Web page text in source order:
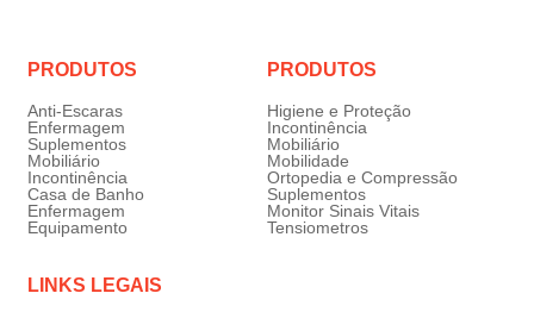
PRODUTOS
Anti-Escaras
Enfermagem
Suplementos
Mobiliário
Incontinência
Casa de Banho
Enfermagem
Equipamento
PRODUTOS
Higiene e Proteção
Incontinência
Mobiliário
Mobilidade
Ortopedia e Compressão
Suplementos
Monitor Sinais Vitais
Tensiometros
LINKS LEGAIS